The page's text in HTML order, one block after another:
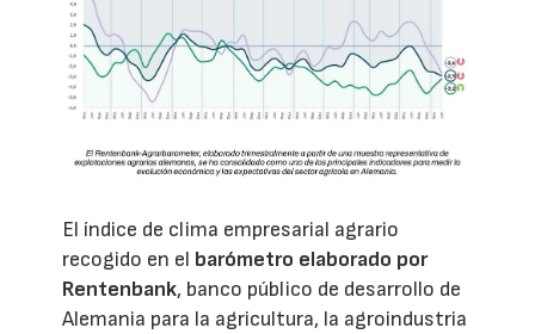
El índice de clima empresarial agrario
recogido en el barómetro elaborado por
Rentenbank, banco público de desarrollo de
Alemania para la agricultura, la agroindustria